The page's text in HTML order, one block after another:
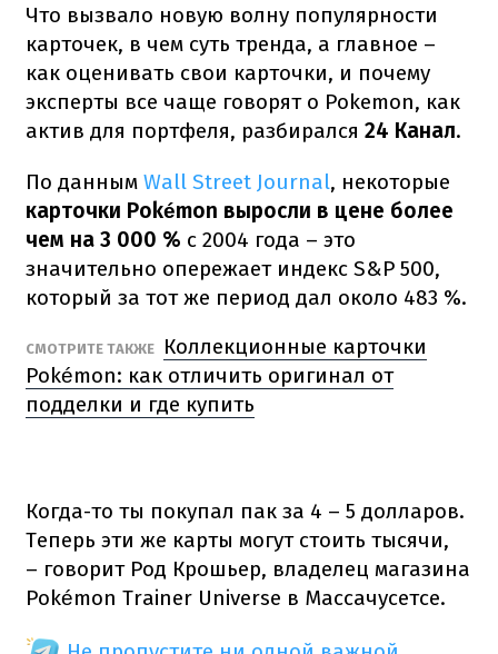
Что вызвало новую волну популярности
карточек, в чем суть тренда, а главное –
как оценивать свои карточки, и почему
эксперты все чаще говорят о Pokеmon, как
актив для портфеля, разбирался 24 Канал.
По данным Wall Street Journal, некоторые
карточки Pokémon выросли в цене более
чем на 3 000 % с 2004 года – это
значительно опережает индекс S&P 500,
который за тот же период дал около 483 %.
СМОТРИТЕ ТАКЖЕ
Коллекционные карточки
Pokémon: как отличить оригинал от
подделки и где купить
Когда-то ты покупал пак за 4 – 5 долларов.
Теперь эти же карты могут стоить тысячи,
– говорит Род Крошьер, владелец магазина
Pokémon Trainer Universe в Массачусетсе.